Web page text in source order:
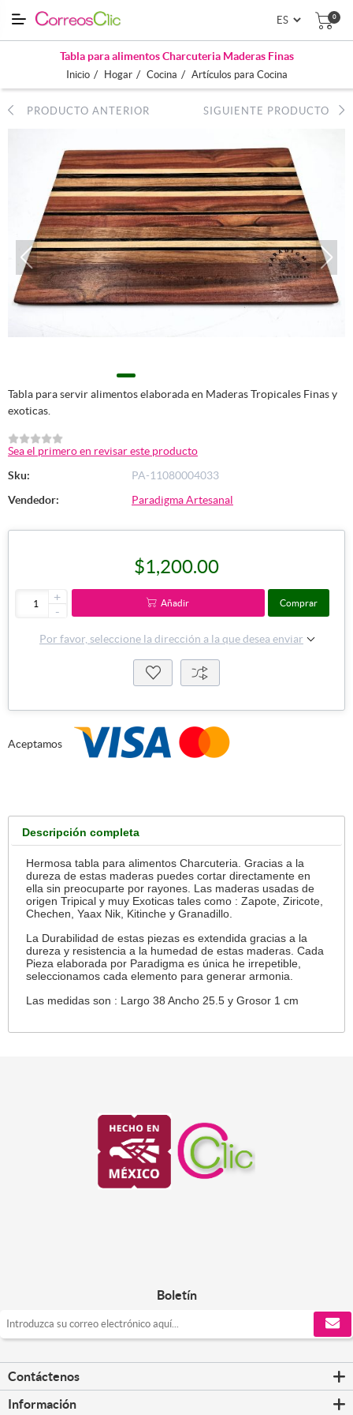
0
Tabla para alimentos Charcuteria Maderas Finas
Inicio / Hogar / Cocina / Artículos para Cocina
PRODUCTO ANTERIOR SIGUIENTE PRODUCTO
Tabla para servir alimentos elaborada en Maderas Tropicales Finas y
exoticas.
Sea el primero en revisar este producto
Sku:
PA-11080004033
Vendedor:
Paradigma Artesanal
$1,200.00
+
-
Añadir Comprar
Por favor, seleccione la dirección a la que desea enviar
Aceptamos
Descripción completa
Hermosa tabla para alimentos Charcuteria. Gracias a la
dureza de estas maderas puedes cortar directamente en
ella sin preocuparte por rayones. Las maderas usadas de
origen Tripical y muy Exoticas tales como : Zapote, Ziricote,
Chechen, Yaax Nik, Kitinche y Granadillo.
La Durabilidad de estas piezas es extendida gracias a la
dureza y resistencia a la humedad de estas maderas. Cada
Pieza elaborada por Paradigma es única he irrepetible,
seleccionamos cada elemento para generar armonia.
Las medidas son : Largo 38 Ancho 25.5 y Grosor 1 cm
Boletín
Contáctenos
Información